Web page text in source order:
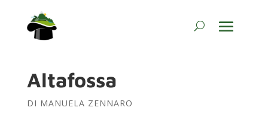
Altafossa
DI MANUELA ZENNARO